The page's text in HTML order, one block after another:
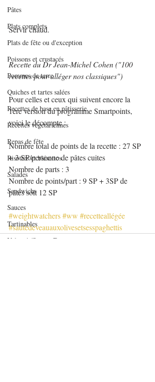
Pâtes
Plats complets
Plats de fête ou d'exception
Poissons et crustacés
Pommes de terre
Quiches et tartes salées
Recettes de base en pâtisserie
Recettes végétariennes
Repas de fête
Risottos et blésottos
Salades
Sandwichs
Sauces
Tartinables
Veloutés/Soupes/Potages
Servir chaud.
Recette du Dr Jean-Michel Cohen ("100
recettes pour alléger nos classiques")
Pour celles et ceux qui suivent encore la
1ère version du programme Smartpoints,
voici le décompte :
Nombre total de points de la recette : 27 SP
+ 3 SP/personne de pâtes cuites
Nombre de parts : 3
Nombre de points/part : 9 SP + 3SP de
pâtes soit 12 SP
#weightwatchers#ww #recetteallégée
#sautédeveauauxolivesetsesspaghettis